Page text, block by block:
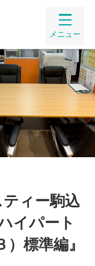
メニュー
ィー駒込
イパート
標準編』